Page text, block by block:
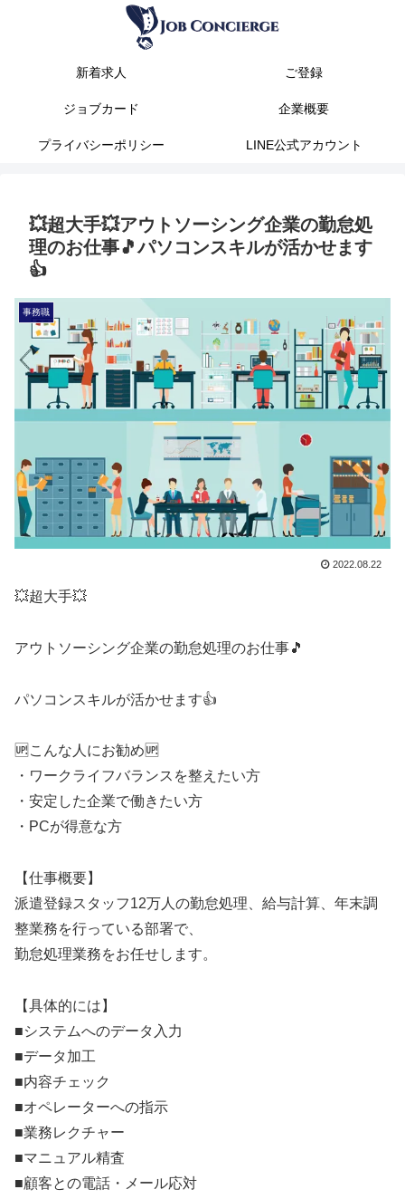
新着求人 ご登録
ジョブカード 企業概要
プライバシーポリシー LINE公式アカウント
💥超大手💥アウトソーシング企業の勤怠処
理のお仕事🎵パソコンスキルが活かせます
👍
事務職
2022.08.22
💥超大手💥
アウトソーシング企業の勤怠処理のお仕事🎵
パソコンスキルが活かせます👍
🆙こんな人にお勧め🆙
・ワークライフバランスを整えたい方
・安定した企業で働きたい方
・PCが得意な方
【仕事概要】
派遣登録スタッフ12万人の勤怠処理、給与計算、年末調
整業務を行っている部署で、
勤怠処理業務をお任せします。
【具体的には】
■システムへのデータ入力
■データ加工
■内容チェック
■オペレーターへの指示
■業務レクチャー
■マニュアル精査
■顧客との電話・メール応対